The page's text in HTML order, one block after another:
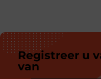
Registreer u
van
ons